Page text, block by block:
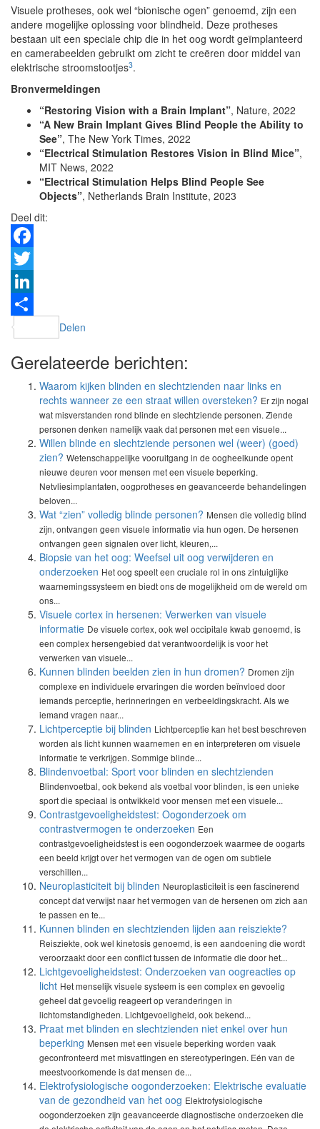
Visuele protheses, ook wel “bionische ogen” genoemd, zijn een
andere mogelijke oplossing voor blindheid. Deze protheses
bestaan uit een speciale chip die in het oog wordt geïmplanteerd
en camerabeelden gebruikt om zicht te creëren door middel van
elektrische stroomstootjes3.
Bronvermeldingen
“Restoring Vision with a Brain Implant”, Nature, 2022
“A New Brain Implant Gives Blind People the Ability to
See”, The New York Times, 2022
“Electrical Stimulation Restores Vision in Blind Mice”,
MIT News, 2022
“Electrical Stimulation Helps Blind People See
Objects”, Netherlands Brain Institute, 2023
Deel dit:
Facebook
Twitter
LinkedIn
Delen
Gerelateerde berichten:
Waarom kijken blinden en slechtzienden naar links en
rechts wanneer ze een straat willen oversteken? Er zijn nogal
wat misverstanden rond blinde en slechtziende personen. Ziende
personen denken namelijk vaak dat personen met een visuele...
Willen blinde en slechtziende personen wel (weer) (goed)
zien? Wetenschappelijke vooruitgang in de oogheelkunde opent
nieuwe deuren voor mensen met een visuele beperking.
Netvliesimplantaten, oogprotheses en geavanceerde behandelingen
beloven...
Wat “zien” volledig blinde personen? Mensen die volledig blind
zijn, ontvangen geen visuele informatie via hun ogen. De hersenen
ontvangen geen signalen over licht, kleuren,...
Biopsie van het oog: Weefsel uit oog verwijderen en
onderzoeken Het oog speelt een cruciale rol in ons zintuiglijke
waarnemingssysteem en biedt ons de mogelijkheid om de wereld om
ons...
Visuele cortex in hersenen: Verwerken van visuele
informatie De visuele cortex, ook wel occipitale kwab genoemd, is
een complex hersengebied dat verantwoordelijk is voor het
verwerken van visuele...
Kunnen blinden beelden zien in hun dromen? Dromen zijn
complexe en individuele ervaringen die worden beïnvloed door
iemands perceptie, herinneringen en verbeeldingskracht. Als we
iemand vragen naar...
Lichtperceptie bij blinden Lichtperceptie kan het best beschreven
worden als licht kunnen waarnemen en en interpreteren om visuele
informatie te verkrijgen. Sommige blinde...
Blindenvoetbal: Sport voor blinden en slechtzienden
Blindenvoetbal, ook bekend als voetbal voor blinden, is een unieke
sport die speciaal is ontwikkeld voor mensen met een visuele...
Contrastgevoeligheidstest: Oogonderzoek om
contrastvermogen te onderzoeken Een
contrastgevoeligheidstest is een oogonderzoek waarmee de oogarts
een beeld krijgt over het vermogen van de ogen om subtiele
verschillen...
Neuroplasticiteit bij blinden Neuroplasticiteit is een fascinerend
concept dat verwijst naar het vermogen van de hersenen om zich aan
te passen en te...
Kunnen blinden en slechtzienden lijden aan reisziekte?
Reisziekte, ook wel kinetosis genoemd, is een aandoening die wordt
veroorzaakt door een conflict tussen de informatie die door het...
Lichtgevoeligheidstest: Onderzoeken van oogreacties op
licht Het menselijk visuele systeem is een complex en gevoelig
geheel dat gevoelig reageert op veranderingen in
lichtomstandigheden. Lichtgevoeligheid, ook bekend...
Praat met blinden en slechtzienden niet enkel over hun
beperking Mensen met een visuele beperking worden vaak
geconfronteerd met misvattingen en stereotyperingen. Eén van de
meestvoorkomende is dat mensen de...
Elektrofysiologische oogonderzoeken: Elektrische evaluatie
van de gezondheid van het oog Elektrofysiologische
oogonderzoeken zijn geavanceerde diagnostische onderzoeken die